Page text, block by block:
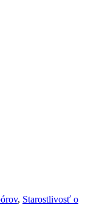
, Starostlivosť o